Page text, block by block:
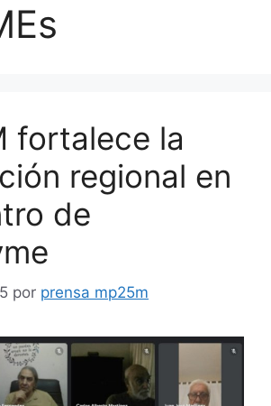
fortalece la
regional en
de
por prensa mp25m